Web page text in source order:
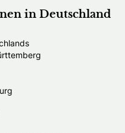
in Deutschland